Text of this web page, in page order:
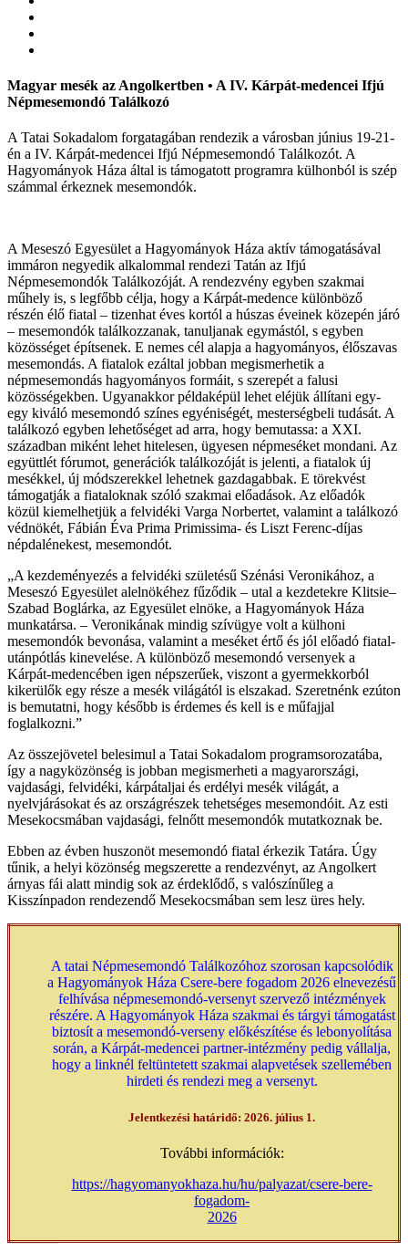
Magyar mesék az Angolkertben • A IV. Kárpát-medencei Ifjú
Népmesemondó Találkozó
A Tatai Sokadalom forgatagában rendezik a városban június 19-21-
én a IV. Kárpát-medencei Ifjú Népmesemondó Találkozót. A
Hagyományok Háza által is támogatott programra külhonból is szép
számmal érkeznek mesemondók.
A Meseszó Egyesület a Hagyományok Háza aktív támogatásával
immáron negyedik alkalommal rendezi Tatán az Ifjú
Népmesemondók Találkozóját. A rendezvény egyben szakmai
műhely is, s legfőbb célja, hogy a Kárpát-medence különböző
részén élő fiatal – tizenhat éves kortól a húszas éveinek közepén járó
– mesemondók találkozzanak, tanuljanak egymástól, s egyben
közösséget építsenek. E nemes cél alapja a hagyományos, élőszavas
mesemondás. A fiatalok ezáltal jobban megismerhetik a
népmesemondás hagyományos formáit, s szerepét a falusi
közösségekben. Ugyanakkor példaképül lehet eléjük állítani egy-
egy kiváló mesemondó színes egyéniségét, mesterségbeli tudását. A
találkozó egyben lehetőséget ad arra, hogy bemutassa: a XXI.
században miként lehet hitelesen, ügyesen népmeséket mondani. Az
együttlét fórumot, generációk találkozóját is jelenti, a fiatalok új
mesékkel, új módszerekkel lehetnek gazdagabbak. E törekvést
támogatják a fiataloknak szóló szakmai előadások. Az előadók
közül kiemelhetjük a felvidéki Varga Norbertet, valamint a találkozó
védnökét, Fábián Éva Prima Primissima- és Liszt Ferenc-díjas
népdalénekest, mesemondót.
„A kezdeményezés a felvidéki születésű Szénási Veronikához, a
Meseszó Egyesület alelnökéhez fűződik – utal a kezdetekre Klitsie–
Szabad Boglárka, az Egyesület elnöke, a Hagyományok Háza
munkatársa. – Veronikának mindig szívügye volt a külhoni
mesemondók bevonása, valamint a meséket értő és jól előadó fiatal-
utánpótlás kinevelése. A különböző mesemondó versenyek a
Kárpát-medencében igen népszerűek, viszont a gyermekkorból
kikerülők egy része a mesék világától is elszakad. Szeretnénk ezúton
is bemutatni, hogy később is érdemes és kell is e műfajjal
foglalkozni.”
Az összejövetel belesimul a Tatai Sokadalom programsorozatába,
így a nagyközönség is jobban megismerheti a magyarországi,
vajdasági, felvidéki, kárpátaljai és erdélyi mesék világát, a
nyelvjárásokat és az országrészek tehetséges mesemondóit. Az esti
Mesekocsmában vajdasági, felnőtt mesemondók mutatkoznak be.
Ebben az évben huszonöt mesemondó fiatal érkezik Tatára. Úgy
tűnik, a helyi közönség megszerette a rendezvényt, az Angolkert
árnyas fái alatt mindig sok az érdeklődő, s valószínűleg a
Kisszínpadon rendezendő Mesekocsmában sem lesz üres hely.
A tatai Népmesemondó Találkozóhoz szorosan kapcsolódik
a Hagyományok Háza Csere-bere fogadom 2026 elnevezésű
felhívása népmesemondó-versenyt szervező intézmények
részére. A Hagyományok Háza szakmai és tárgyi támogatást
biztosít a mesemondó-verseny előkészítése és lebonyolítása
során, a Kárpát-medencei partner-intézmény pedig vállalja,
hogy a linknél feltüntetett szakmai alapvetések szellemében
hirdeti és rendezi meg a versenyt.
Jelentkezési határidő: 2026. július 1.
További információk:
https://hagyomanyokhaza.hu/hu/palyazat/csere-bere-
fogadom-
2026